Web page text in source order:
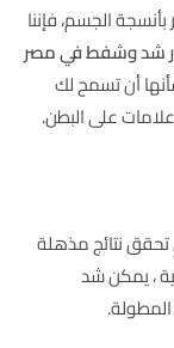
الجسم، فإننا
شد وشفط في مصر
أن تسمح لك
على البطن.
نتائج مذهلة
، يمكن شد